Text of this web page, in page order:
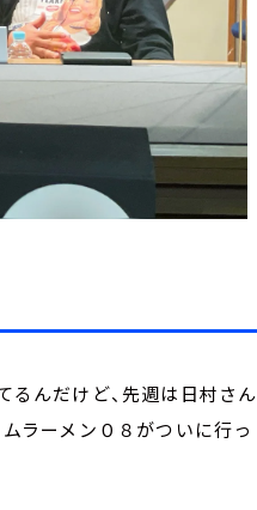
んだけど、先週は日村さん
ラーメン０８がついに行っ